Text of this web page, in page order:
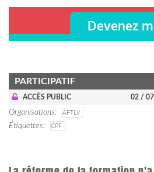
Devenez
PARTICIPATIF
ACCÈS PUBLIC 02 /
Organisations
AFTLV
Étiquettes
CPF